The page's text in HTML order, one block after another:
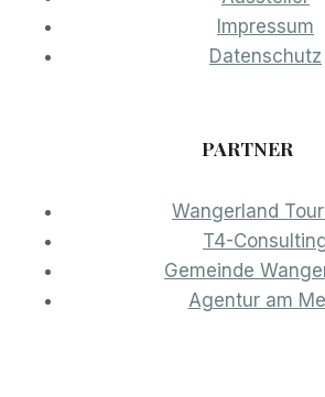
Impressum
Datenschutz
PARTNER
Wangerland
T4-
Gemeinde
Agentur am